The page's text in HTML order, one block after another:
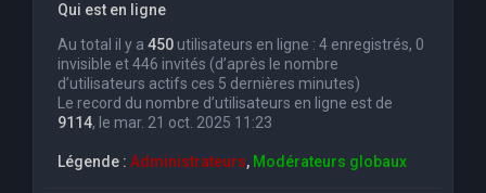
Qui est en ligne
Au total il y a 450 utilisateurs en ligne : 4 enregistrés, 0
invisible et 446 invités (d’après le nombre
d’utilisateurs actifs ces 5 dernières minutes)
Le record du nombre d’utilisateurs en ligne est de
9114, le mar. 21 oct. 2025 11:23
Légende : Administrateurs, Modérateurs globaux